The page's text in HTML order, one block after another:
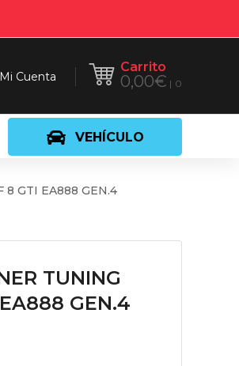
Carrito
0,00€ 0
Mi Cuenta
VEHÍCULO
8 GTI EA888 GEN.4
TUNING
GEN.4